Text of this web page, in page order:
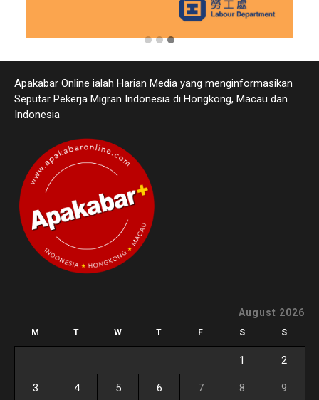
Apakabar Online ialah Harian Media yang menginformasikan
Seputar Pekerja Migran Indonesia di Hongkong, Macau dan
Indonesia
August 2026
M T W T F S S
1 2
3 4 5 6 7 8 9